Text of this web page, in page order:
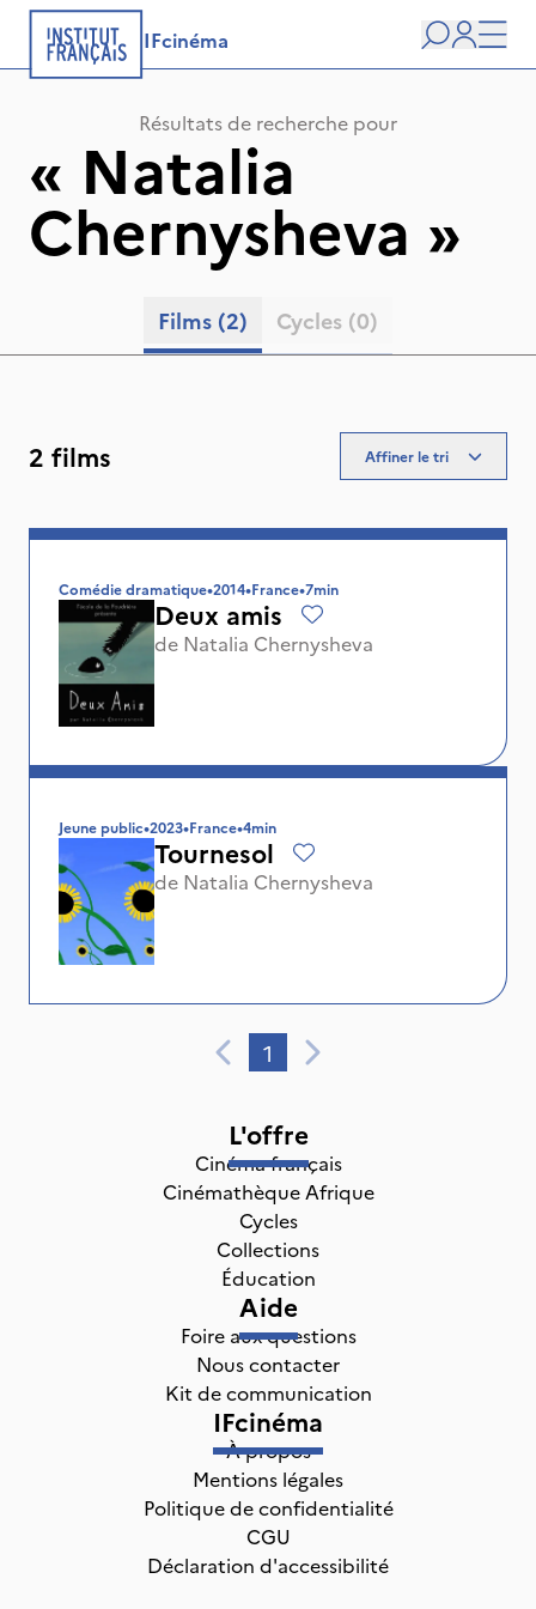
IFcinéma
user
Résultats de recherche pour
« Natalia
Chernysheva »
Films (2) Cycles (0)
2 films Affiner le tri
Comédie dramatique•2014•France•7min
Deux amis
de Natalia Chernysheva
Jeune public•2023•France•4min
Tournesol
de Natalia Chernysheva
1
L'offre
Cinéma français
Cinémathèque Afrique
Cycles
Collections
Éducation
Aide
Foire aux questions
Nous contacter
Kit de communication
IFcinéma
À propos
Mentions légales
Politique de confidentialité
CGU
Déclaration d'accessibilité